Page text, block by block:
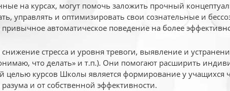
на курсах, могут помочь заложить прочный
управлять и оптимизировать свои сознательные и
автоматическое поведение на более
стресса и уровня тревоги, выявление и
что делать» и т.п.). Они помогают расширить
курсов Школы является формирование у учащихся
и от собственной эффективности.